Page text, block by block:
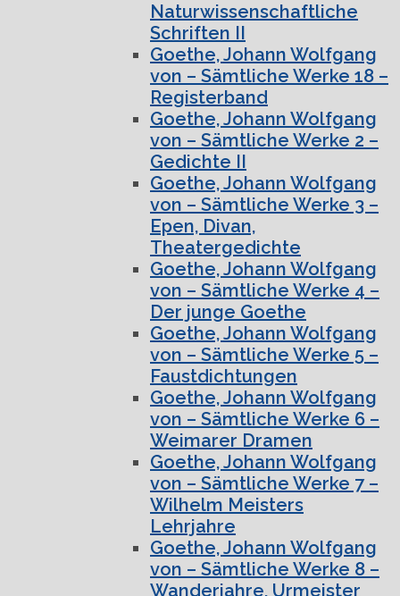
Naturwissenschaftliche
Schriften II
Goethe, Johann Wolfgang
von – Sämtliche Werke 18 –
Registerband
Goethe, Johann Wolfgang
von – Sämtliche Werke 2 –
Gedichte II
Goethe, Johann Wolfgang
von – Sämtliche Werke 3 –
Epen, Divan,
Theatergedichte
Goethe, Johann Wolfgang
von – Sämtliche Werke 4 –
Der junge Goethe
Goethe, Johann Wolfgang
von – Sämtliche Werke 5 –
Faustdichtungen
Goethe, Johann Wolfgang
von – Sämtliche Werke 6 –
Weimarer Dramen
Goethe, Johann Wolfgang
von – Sämtliche Werke 7 –
Wilhelm Meisters
Lehrjahre
Goethe, Johann Wolfgang
von – Sämtliche Werke 8 –
Wanderjahre, Urmeister